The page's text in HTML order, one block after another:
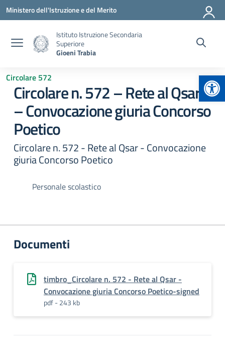
Vai ai contenuti
Vai al menu di navigazione
Vai al footer
Ministero dell'Istruzione e del Merito
Istituto Istruzione Secondaria
Superiore
Gioeni Trabia
Circolare 572
Circolare n. 572 – Rete al Qsar
– Convocazione giuria Concorso
Poetico
Circolare n. 572 - Rete al Qsar - Convocazione
giuria Concorso Poetico
Personale scolastico
Documenti
timbro_Circolare n. 572 - Rete al Qsar -
Convocazione giuria Concorso Poetico-signed
pdf - 243 kb